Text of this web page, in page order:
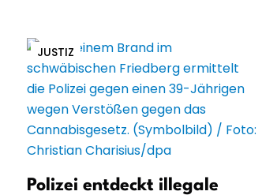
JUSTIZ
Polizei entdeckt illegale